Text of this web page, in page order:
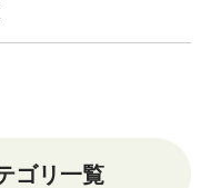
ゴリ一覧